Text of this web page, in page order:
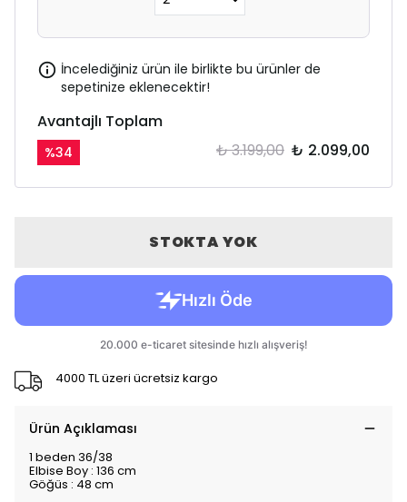
İncelediğiniz ürün ile birlikte bu ürünler de
sepetinize eklenecektir!
Avantajlı Toplam
%34 ₺ 3.199,00 ₺ 2.099,00
STOKTA YOK
4000 TL üzeri ücretsiz kargo
Ürün Açıklaması
1 beden 36/38
Elbise Boy : 136 cm
Göğüs : 48 cm